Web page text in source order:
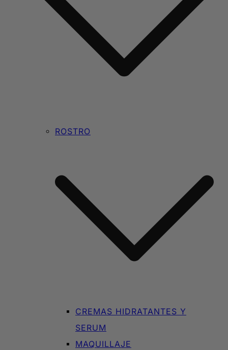
ROSTRO
CREMAS HIDRATANTES Y
SERUM
MAQUILLAJE